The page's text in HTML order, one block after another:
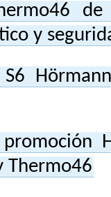
de
y
Thermo46